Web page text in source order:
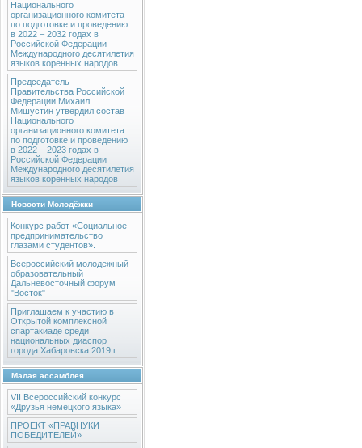
Национального
организационного комитета
по подготовке и проведению
в 2022 – 2032 годах в
Российской Федерации
Международного десятилетия
языков коренных народов
Председатель
Правительства Российской
Федерации Михаил
Мишустин утвердил состав
Национального
организационного комитета
по подготовке и проведению
в 2022 – 2023 годах в
Российской Федерации
Международного десятилетия
языков коренных народов
Новости Молодёжки
Конкурс работ «Социальное
предпринимательство
глазами студентов».
Всероссийский молодежный
образовательный
Дальневосточный форум
"Восток"
Приглашаем к участию в
Открытой комплексной
спартакиаде среди
национальных диаспор
города Хабаровска 2019 г.
Малая ассамблея
VII Всероссийский конкурс
«Друзья немецкого языка»
ПРОЕКТ «ПРАВНУКИ
ПОБЕДИТЕЛЕЙ»